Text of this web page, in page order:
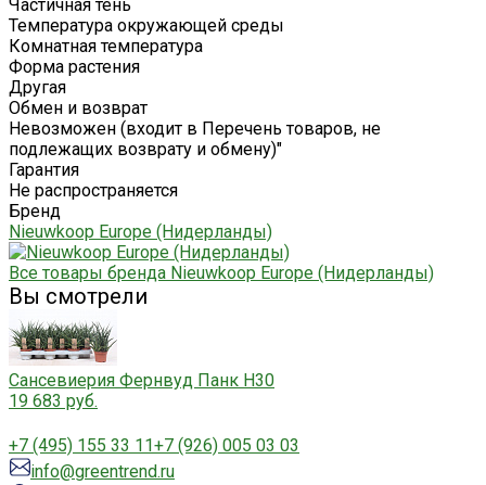
Частичная тень
Температура окружающей среды
Комнатная температура
Форма растения
Другая
Обмен и возврат
Невозможен (входит в Перечень товаров, не
подлежащих возврату и обмену)"
Гарантия
Не распространяется
Бренд
Nieuwkoop Europe (Нидерланды)
Все товары бренда Nieuwkoop Europe (Нидерланды)
Вы смотрели
Сансевиерия Фернвуд Панк H30
19 683 руб.
+7 (495) 155 33 11+7 (926) 005 03 03
info@greentrend.ru